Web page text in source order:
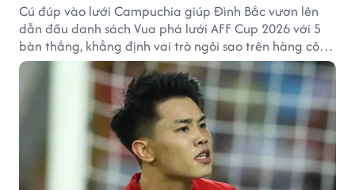
Cú đúp vào lưới Campuchia giúp Đình Bắc vươn lên
dẫn đầu danh sách Vua phá lưới AFF Cup 2026 với 5
bàn thắng, khẳng định vai trò ngôi sao trên hàng công
tuyển Việt Nam.